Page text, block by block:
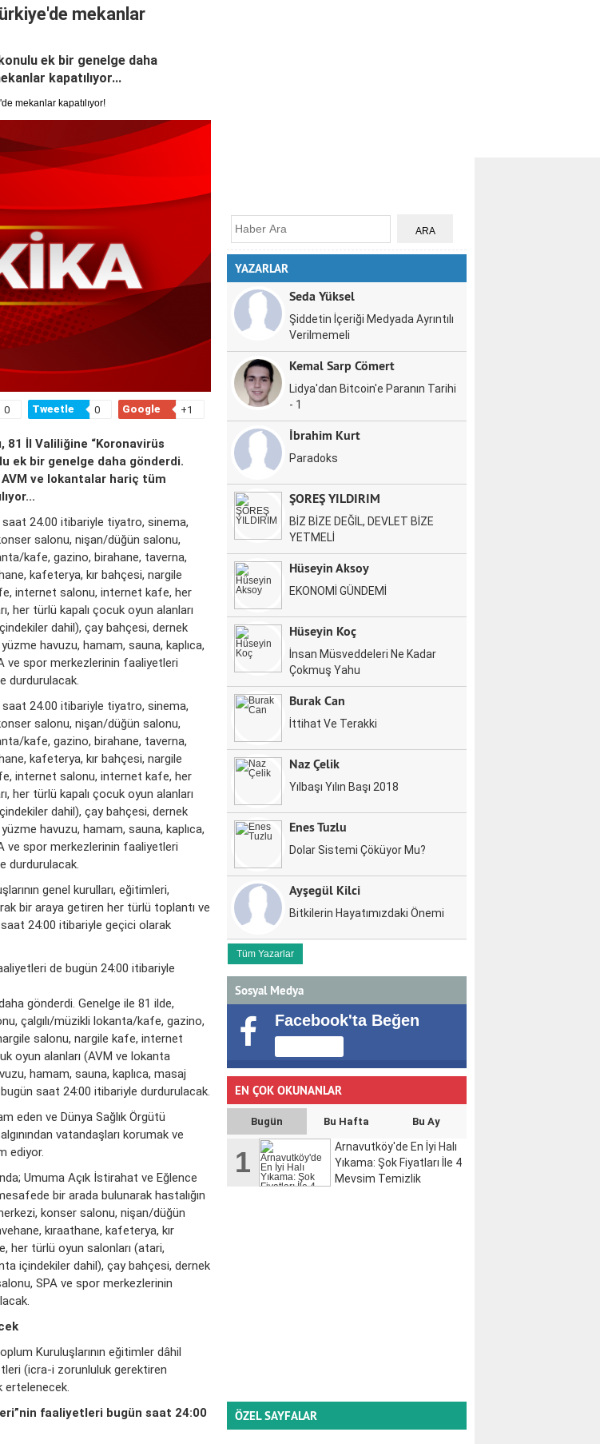
mekanlar
ek bir genelge daha
kapatılıyor...
mekanlar kapatılıyor!
0 Tweetle 0 Google +1
81 İl Valiliğine “Koronavirüs
ek bir genelge daha gönderdi.
ve lokantalar hariç tüm
saat 24.00 itibariyle tiyatro, sinema,
salonu, nişan/düğün salonu,
kafe, gazino, birahane, taverna,
kafeterya, kır bahçesi, nargile
internet salonu, internet kafe, her
her türlü kapalı çocuk oyun alanları
dahil), çay bahçesi, dernek
havuzu, hamam, sauna, kaplıca,
ve spor merkezlerinin faaliyetleri
durdurulacak.
saat 24.00 itibariyle tiyatro, sinema,
salonu, nişan/düğün salonu,
kafe, gazino, birahane, taverna,
kafeterya, kır bahçesi, nargile
internet salonu, internet kafe, her
her türlü kapalı çocuk oyun alanları
dahil), çay bahçesi, dernek
havuzu, hamam, sauna, kaplıca,
ve spor merkezlerinin faaliyetleri
durdurulacak.
genel kurulları, eğitimleri,
bir araya getiren her türlü toplantı ve
24:00 itibariyle geçici olarak
de bugün 24:00 itibariyle
gönderdi. Genelge ile 81 ilde,
çalgılı/müzikli lokanta/kafe, gazino,
salonu, nargile kafe, internet
oyun alanları (AVM ve lokanta
hamam, sauna, kaplıca, masaj
saat 24:00 itibariyle durdurulacak.
eden ve Dünya Sağlık Örgütü
vatandaşları korumak ve
ediyor.
Umuma Açık İstirahat ve Eğlence
bir arada bulunarak hastalığın
konser salonu, nişan/düğün
kıraathane, kafeterya, kır
her türlü oyun salonları (atari,
içindekiler dahil), çay bahçesi, dernek
SPA ve spor merkezlerinin
Kuruluşlarının eğitimler dâhil
(icra-i zorunluluk gerektiren
ertelenecek.
faaliyetleri bugün saat 24:00
YAZARLAR
Seda Yüksel
Şiddetin İçeriği Medyada Ayrıntılı
Verilmemeli
Kemal Sarp Cömert
Lidya'dan Bitcoin'e Paranın Tarihi
- 1
İbrahim Kurt
Paradoks
ŞOREŞ YILDIRIM
BİZ BİZE DEĞİL, DEVLET BİZE
YETMELİ
Hüseyin Aksoy
EKONOMİ GÜNDEMİ
Hüseyin Koç
İnsan Müsveddeleri Ne Kadar
Çokmuş Yahu
Burak Can
İttihat Ve Terakki
Naz Çelik
Yılbaşı Yılın Başı 2018
Enes Tuzlu
Dolar Sistemi Çöküyor Mu?
Ayşegül Kilci
Bitkilerin Hayatımızdaki Önemi
Tüm Yazarlar
Sosyal Medya
Facebook'ta Beğen
EN ÇOK OKUNANLAR
Bugün Bu Hafta Bu Ay
1
Arnavutköy'de En İyi Halı
Yıkama: Şok Fiyatları İle 4
Mevsim Temizlik
ÖZEL SAYFALAR